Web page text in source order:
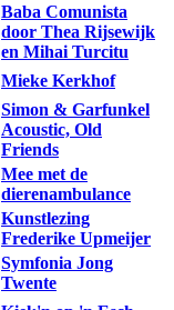
Baba Comunista
door Thea Rijsewijk
en Mihai Turcitu
Mieke Kerkhof
Simon & Garfunkel
Acoustic, Old
Friends
Mee met de
dierenambulance
Kunstlezing
Frederike Upmeijer
Symfonia Jong
Twente